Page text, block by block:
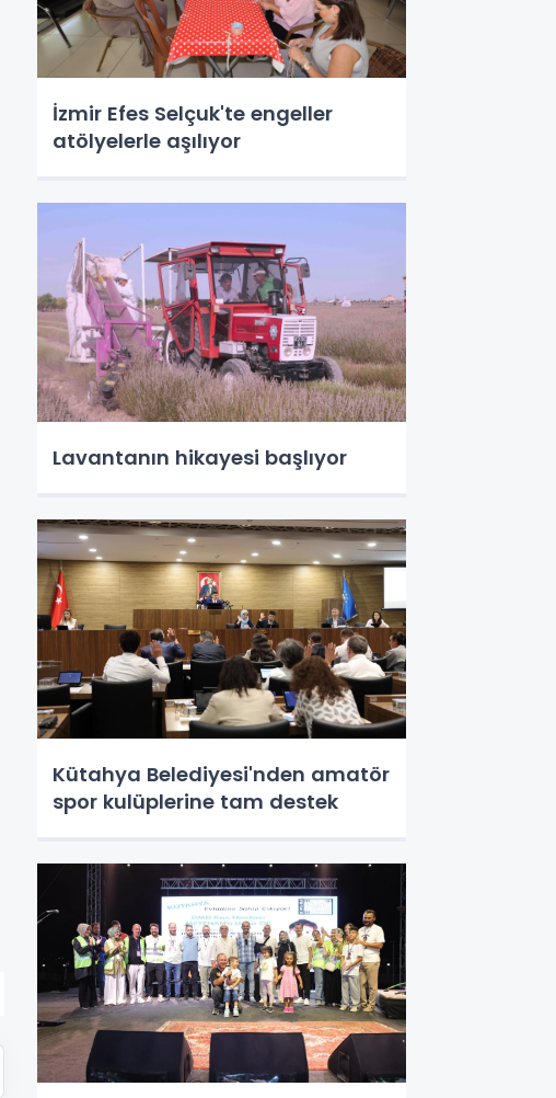
İzmir Efes Selçuk'te engeller
atölyelerle aşılıyor
Lavantanın hikayesi başlıyor
Kütahya Belediyesi'nden amatör
spor kulüplerine tam destek